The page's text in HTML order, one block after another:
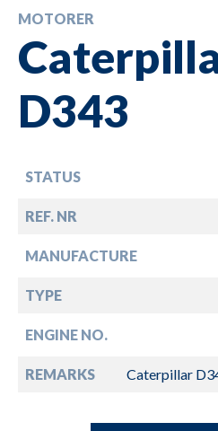
MOTORER
D343
STATUS
REF. NR
MANUFACTURE
TYPE
ENGINE NO.
REMARKS Caterpillar